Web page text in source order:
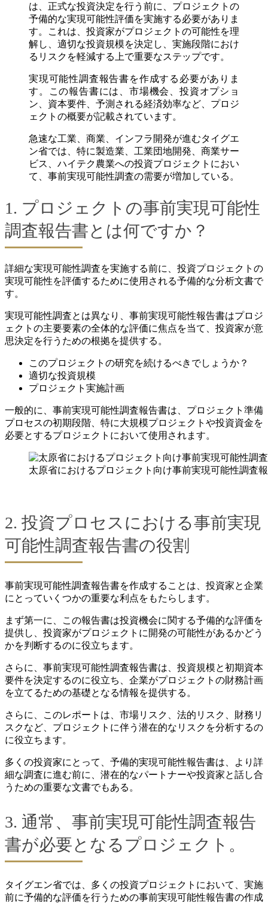
は、正式な投資決定を行う前に、プロジェクトの
予備的な実現可能性評価を実施する必要がありま
す。これは、投資家がプロジェクトの可能性を理
解し、適切な投資規模を決定し、実施段階におけ
るリスクを軽減する上で重要なステップです。
実現可能性調査報告書を作成する必要がありま
す。この報告書には、市場機会、投資オプショ
ン、資本要件、予測される経済効率など、プロジ
ェクトの概要が記載されています。
急速な工業、商業、インフラ開発が進むタイグエ
ン省では、特に製造業、工業団地開発、商業サー
ビス、ハイテク農業への投資プロジェクトにおい
て、事前実現可能性調査の需要が増加している。
1. プロジェクトの事前実現可能性
調査報告書とは何ですか？
詳細な実現可能性調査を実施する前に、投資プロジェクトの
実現可能性を評価するために使用される予備的な分析文書で
す。
実現可能性調査とは異なり、事前実現可能性報告書はプロジ
ェクトの主要要素の全体的な評価に焦点を当て、投資家が意
思決定を行うための根拠を提供する。
このプロジェクトの研究を続けるべきでしょうか？
適切な投資規模
プロジェクト実施計画
一般的に、事前実現可能性調査報告書は、プロジェクト準備
プロセスの初期段階、特に大規模プロジェクトや投資資金を
必要とするプロジェクトにおいて使用されます。
太原省におけるプロジェクト向け事前実現可能性調査
2. 投資プロセスにおける事前実現
可能性調査報告書の役割
事前実現可能性調査報告書を作成することは、投資家と企業
にとっていくつかの重要な利点をもたらします。
まず第一に、この報告書は投資機会に関する予備的な評価を
提供し、投資家がプロジェクトに開発の可能性があるかどう
かを判断するのに役立ちます。
さらに、事前実現可能性調査報告書は、投資規模と初期資本
要件を決定するのに役立ち、企業がプロジェクトの財務計画
を立てるための基礎となる情報を提供する。
さらに、このレポートは、市場リスク、法的リスク、財務リ
スクなど、プロジェクトに伴う潜在的なリスクを分析するの
に役立ちます。
多くの投資家にとって、予備的実現可能性報告書は、より詳
細な調査に進む前に、潜在的なパートナーや投資家と話し合
うための重要な文書でもある。
3. 通常、事前実現可能性調査報告
書が必要となるプロジェクト。
タイグエン省では、多くの投資プロジェクトにおいて、実施
前に予備的な評価を行うための事前実現可能性報告書の作成